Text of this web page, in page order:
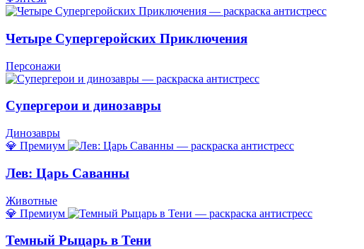
Четыре Супергеройских Приключения
Персонажи
Супергерои и динозавры
Динозавры
💎 Премиум
Лев: Царь Саванны
Животные
💎 Премиум
Темный Рыцарь в Тени